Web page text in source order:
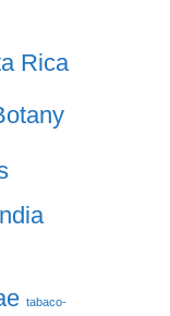
Rica
tabaco-